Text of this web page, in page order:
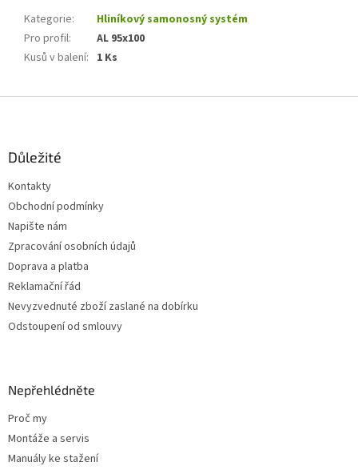
Kategorie:
Hliníkový samonosný systém
Pro profil:
AL 95x100
Kusů v balení: 1 Ks
Důležité
Kontakty
Obchodní podmínky
Napište nám
Zpracování osobních údajů
Doprava a platba
Reklamační řád
Nevyzvednuté zboží zaslané na dobírku
Odstoupení od smlouvy
Nepřehlédněte
Proč my
Montáže a servis
Manuály ke stažení